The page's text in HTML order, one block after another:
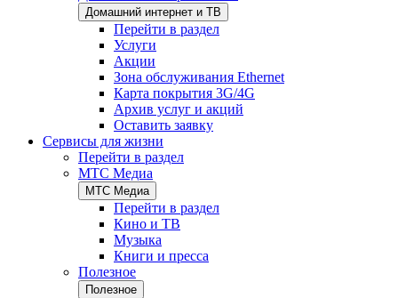
Домашний интернет и ТВ
Перейти в раздел
Услуги
Акции
Зона обслуживания Ethernet
Карта покрытия 3G/4G
Архив услуг и акций
Оставить заявку
Сервисы для жизни
Перейти в раздел
МТС Медиа
МТС Медиа
Перейти в раздел
Кино и ТВ
Музыка
Книги и пресса
Полезное
Полезное